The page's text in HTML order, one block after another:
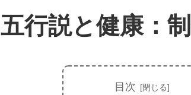
五行説と健康：
目次